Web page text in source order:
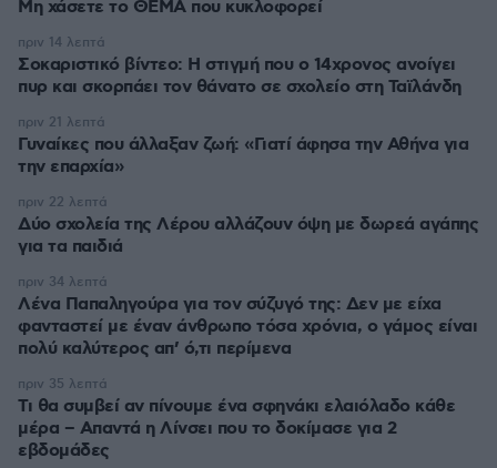
Μη χάσετε το ΘΕΜΑ που κυκλοφορεί
Σοκαριστικό βίντεο: Η στιγμή που ο 14χρονος ανοίγει
πυρ και σκορπάει τον θάνατο σε σχολείο στη Ταϊλάνδη
πριν 14 λεπτά
Γυναίκες που άλλαξαν ζωή: «Γιατί άφησα την Αθήνα για
την επαρχία»
πριν 21 λεπτά
Δύο σχολεία της Λέρου αλλάζουν όψη με δωρεά αγάπης
για τα παιδιά
πριν 22 λεπτά
Λένα Παπαληγούρα για τον σύζυγό της: Δεν με είχα
φανταστεί με έναν άνθρωπο τόσα χρόνια, ο γάμος είναι
πολύ καλύτερος απ’ ό,τι περίμενα
πριν 34 λεπτά
Τι θα συμβεί αν πίνουμε ένα σφηνάκι ελαιόλαδο κάθε
μέρα – Απαντά η Λίνσει που το δοκίμασε για 2
εβδομάδες
πριν 35 λεπτά